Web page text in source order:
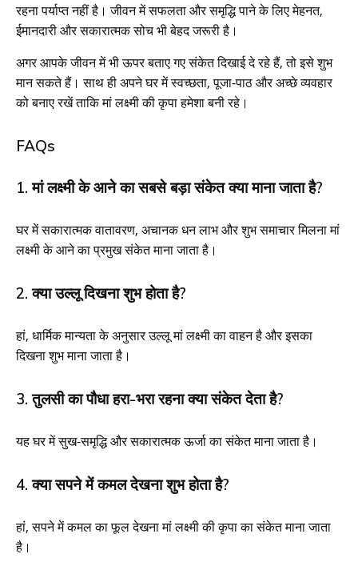
रहना पर्याप्त नहीं है। जीवन में सफलता और समृद्धि पाने के लिए मेहनत,
ईमानदारी और सकारात्मक सोच भी बेहद जरूरी है।
अगर आपके जीवन में भी ऊपर बताए गए संकेत दिखाई दे रहे हैं, तो इसे शुभ
मान सकते हैं। साथ ही अपने घर में स्वच्छता, पूजा-पाठ और अच्छे व्यवहार
को बनाए रखें ताकि मां लक्ष्मी की कृपा हमेशा बनी रहे।
FAQs
1. मां लक्ष्मी के आने का सबसे बड़ा संकेत क्या माना जाता है?
घर में सकारात्मक वातावरण, अचानक धन लाभ और शुभ समाचार मिलना मां
लक्ष्मी के आने का प्रमुख संकेत माना जाता है।
2. क्या उल्लू दिखना शुभ होता है?
हां, धार्मिक मान्यता के अनुसार उल्लू मां लक्ष्मी का वाहन है और इसका
दिखना शुभ माना जाता है।
3. तुलसी का पौधा हरा-भरा रहना क्या संकेत देता है?
यह घर में सुख-समृद्धि और सकारात्मक ऊर्जा का संकेत माना जाता है।
4. क्या सपने में कमल देखना शुभ होता है?
हां, सपने में कमल का फूल देखना मां लक्ष्मी की कृपा का संकेत माना जाता
है।